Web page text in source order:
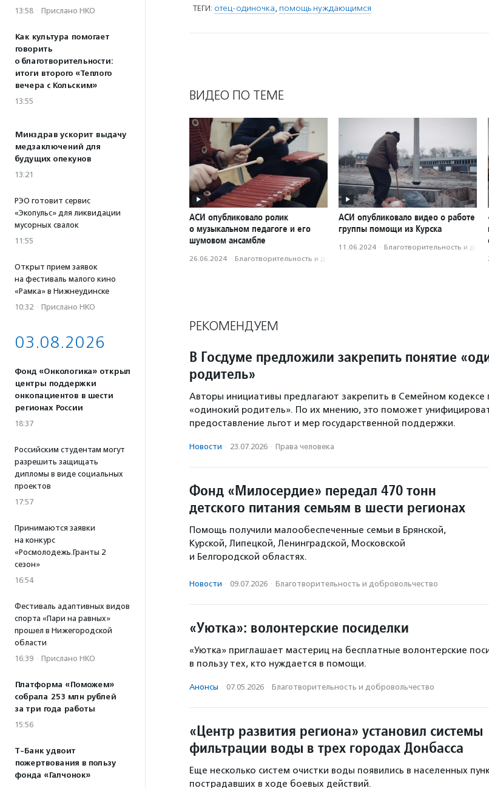
13:58 · Прислано НКО
Как культура помогает
говорить
о благотворительности:
итоги второго «Теплого
вечера с Кольским»
13:55
Минздрав ускорит выдачу
медзаключений для
будущих опекунов
13:21
РЭО готовит сервис
«Экопульс» для ликвидации
мусорных свалок
11:55
Открыт прием заявок
на фестиваль малого кино
«Рамка» в Нижнеудинске
10:32 · Прислано НКО
03.08.2026
Фонд «Онкологика» открыл
центры поддержки
онкопациентов в шести
регионах России
18:37
Российским студентам могут
разрешить защищать
дипломы в виде социальных
проектов
17:57
Принимаются заявки
на конкурс
«Росмолодежь.Гранты 2
сезон»
16:54
Фестиваль адаптивных видов
спорта «Пари на равных»
прошел в Нижегородской
области
16:39 · Прислано НКО
Платформа «Поможем»
собрала 253 млн рублей
за три года работы
15:56
Т-Банк удвоит
пожертвования в пользу
фонда «Галчонок»
ТЕГИ: отец-одиночка, помощь нуждающимся
ВИДЕО ПО ТЕМЕ
АСИ опубликовало ролик
о музыкальном педагоге и его
шумовом ансамбле
26.06.2024 · Благотвори­тель­ность и доброволь­чест­во
АСИ опубликовало видео о работе
группы помощи из Курска
11.06.2024 · Благотвори­тель­ность и
РЕКОМЕНДУЕМ
В Госдуме предложили закрепить понятие
родитель»
Авторы инициативы предлагают закрепить в Семейном кодексе
«одинокий родитель». По их мнению, это поможет
предоставление льгот и мер государственной поддержки.
Новости · 23.07.2026 · Права человека
Фонд «Милосердие» передал 470 тонн
детского питания семьям в шести регионах
Помощь получили малообеспеченные семьи в Брянской,
Курской, Липецкой, Ленинградской, Московской
и Белгородской областях.
Новости · 09.07.2026 · Благотвори­тель­ность и доброволь­чест­во
«Уютка»: волонтерские посиделки
«Уютка» приглашает мастериц на бесплатные волонтерские
в пользу тех, кто нуждается в помощи.
Анонсы · 07.05.2026 · Благотвори­тель­ность и доброволь­чест­во
«Центр развития региона» установил системы
фильтрации воды в трех городах Донбасса
Еще несколько систем очистки воды появились в населенных
пострадавших в ходе боевых действий.